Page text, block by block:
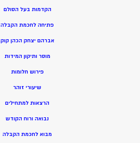
הקדמות בעל הסולם
פתיחה לחכמת הקבלה
אברהם יצחק הכהן קוק
מוסר ותיקון המידות
פירוש חלומות
שיעורי זוהר
הרצאות למתחילים
נבואה ורוח הקודש
מבוא לחכמת הקבלה